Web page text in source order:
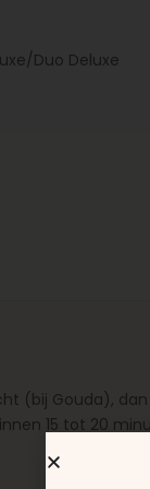
Duo Deluxe
(bij Gouda),
15 tot 20